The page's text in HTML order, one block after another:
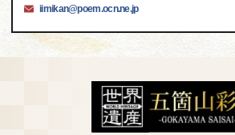
iimikan@poem.ocn.ne.jp